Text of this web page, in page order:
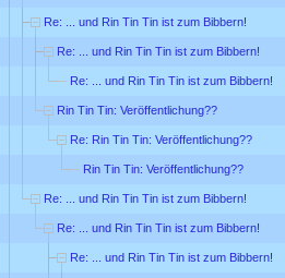
Re: ... und Rin Tin Tin ist zum Bibbern!
Re: ... und Rin Tin Tin ist zum Bibbern!
Re: ... und Rin Tin Tin ist zum Bibbern!
Rin Tin Tin: Veröffentlichung??
Re: Rin Tin Tin: Veröffentlichung??
Rin Tin Tin: Veröffentlichung??
Re: ... und Rin Tin Tin ist zum Bibbern!
Re: ... und Rin Tin Tin ist zum Bibbern!
Re: ... und Rin Tin Tin ist zum Bibbern!